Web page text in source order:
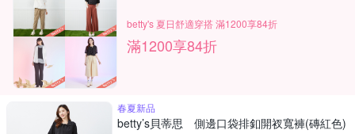
betty's 夏日舒適穿搭 滿1200享84折
滿1200享84折
春夏新品
betty’s貝蒂思 側邊口袋排釦開衩寬褲(磚紅色)